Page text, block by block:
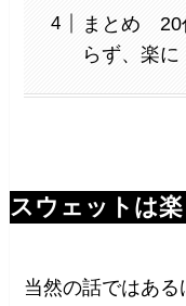
まとめ 20
らず、楽に
スウェットは楽
当然の話ではあ